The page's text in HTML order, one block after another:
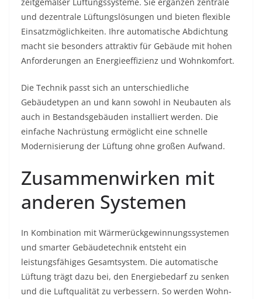
und dezentrale Lüftungslösungen und bieten flexible
Einsatzmöglichkeiten. Ihre automatische Abdichtung
macht sie besonders attraktiv für Gebäude mit hohen
Anforderungen an Energieeffizienz und Wohnkomfort.
Die Technik passt sich an unterschiedliche
Gebäudetypen an und kann sowohl in Neubauten als
auch in Bestandsgebäuden installiert werden. Die
einfache Nachrüstung ermöglicht eine schnelle
Modernisierung der Lüftung ohne großen Aufwand.
Zusammenwirken mit
anderen Systemen
In Kombination mit Wärmerückgewinnungssystemen
und smarter Gebäudetechnik entsteht ein
leistungsfähiges Gesamtsystem. Die automatische
Lüftung trägt dazu bei, den Energiebedarf zu senken
und die Luftqualität zu verbessern. So werden Wohn-